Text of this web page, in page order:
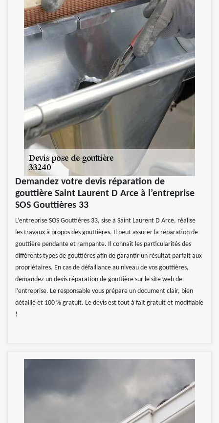
Demandez votre devis réparation de
gouttière Saint Laurent D Arce à l’entreprise
SOS Gouttières 33
L’entreprise SOS Gouttières 33, sise à Saint Laurent D Arce, réalise
les travaux à propos des gouttières. Il peut assurer la réparation de
gouttière pendante et rampante. Il connaît les particularités des
différents types de gouttières afin de garantir un résultat parfait aux
propriétaires. En cas de défaillance au niveau de vos gouttières,
demandez un devis réparation de gouttière sur le site web de
l’entreprise. Le responsable vous prépare un document clair, bien
détaillé et 100 % gratuit. Le devis est tout à fait gratuit et modifiable
!